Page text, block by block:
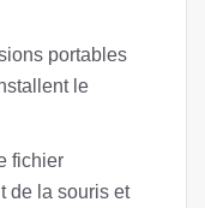
portables
le
fichier
de la souris et